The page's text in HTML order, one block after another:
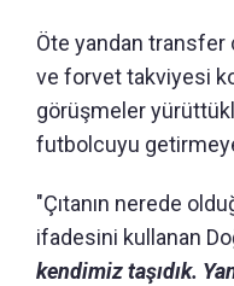
Öte yandan transfer
ve forvet takviyesi
görüşmeler
futbolcuyu getirmeye
"Çıtanın nerede
ifadesini kullanan
kendimiz taşıdık.